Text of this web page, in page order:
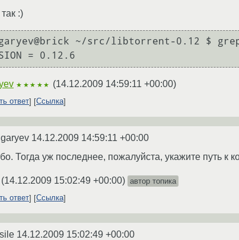
:)
~/src/libtorrent-0.12 $
= 0.12.6
★★★★★ (14.12.2009 14:59:11 +00:00)
ответ Ссылка
14.12.2009 14:59:11 +00:00
Тогда уж последнее, пожалуйста, укажите путь к
(14.12.2009 15:02:49 +00:00) автор топика
ответ
Ссылка
14.12.2009 15:02:49 +00:00